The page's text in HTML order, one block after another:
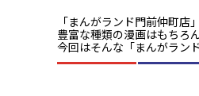
「まんがランド門前仲町店
豊富な種類の漫画はもちろ
今回はそんな「まんがラン